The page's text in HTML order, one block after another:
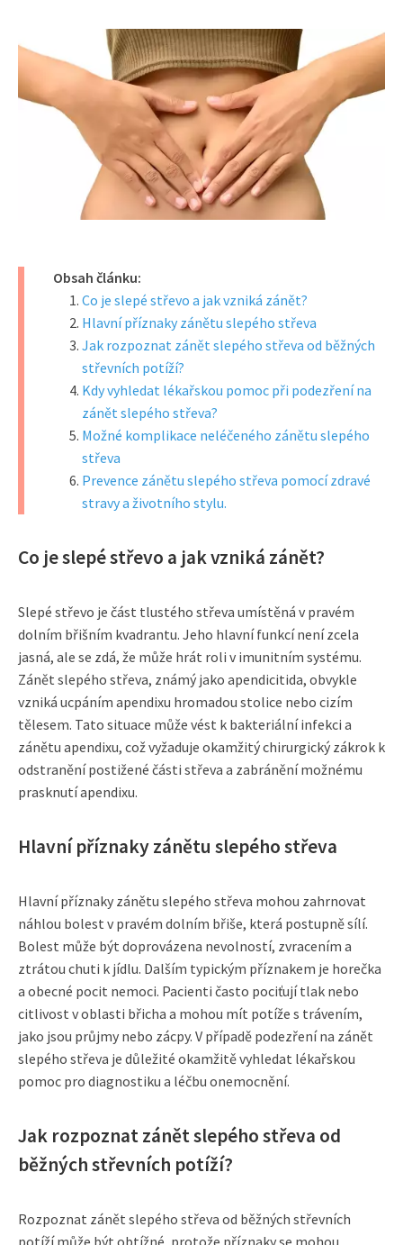
Obsah článku:
Co je slepé střevo a jak vzniká zánět?
Hlavní příznaky zánětu slepého střeva
Jak rozpoznat zánět slepého střeva od běžných
střevních potíží?
Kdy vyhledat lékařskou pomoc při podezření na
zánět slepého střeva?
Možné komplikace neléčeného zánětu slepého
střeva
Prevence zánětu slepého střeva pomocí zdravé
stravy a životního stylu.
Co je slepé střevo a jak vzniká zánět?
Slepé střevo je část tlustého střeva umístěná v pravém
dolním břišním kvadrantu. Jeho hlavní funkcí není zcela
jasná, ale se zdá, že může hrát roli v imunitním systému.
Zánět slepého střeva, známý jako apendicitida, obvykle
vzniká ucpáním apendixu hromadou stolice nebo cizím
tělesem. Tato situace může vést k bakteriální infekci a
zánětu apendixu, což vyžaduje okamžitý chirurgický zákrok k
odstranění postižené části střeva a zabránění možnému
prasknutí apendixu.
Hlavní příznaky zánětu slepého střeva
Hlavní příznaky zánětu slepého střeva mohou zahrnovat
náhlou bolest v pravém dolním břiše, která postupně sílí.
Bolest může být doprovázena nevolností, zvracením a
ztrátou chuti k jídlu. Dalším typickým příznakem je horečka
a obecné pocit nemoci. Pacienti často pociťují tlak nebo
citlivost v oblasti břicha a mohou mít potíže s trávením,
jako jsou průjmy nebo zácpy. V případě podezření na zánět
slepého střeva je důležité okamžitě vyhledat lékařskou
pomoc pro diagnostiku a léčbu onemocnění.
Jak rozpoznat zánět slepého střeva od
běžných střevních potíží?
Rozpoznat zánět slepého střeva od běžných střevních